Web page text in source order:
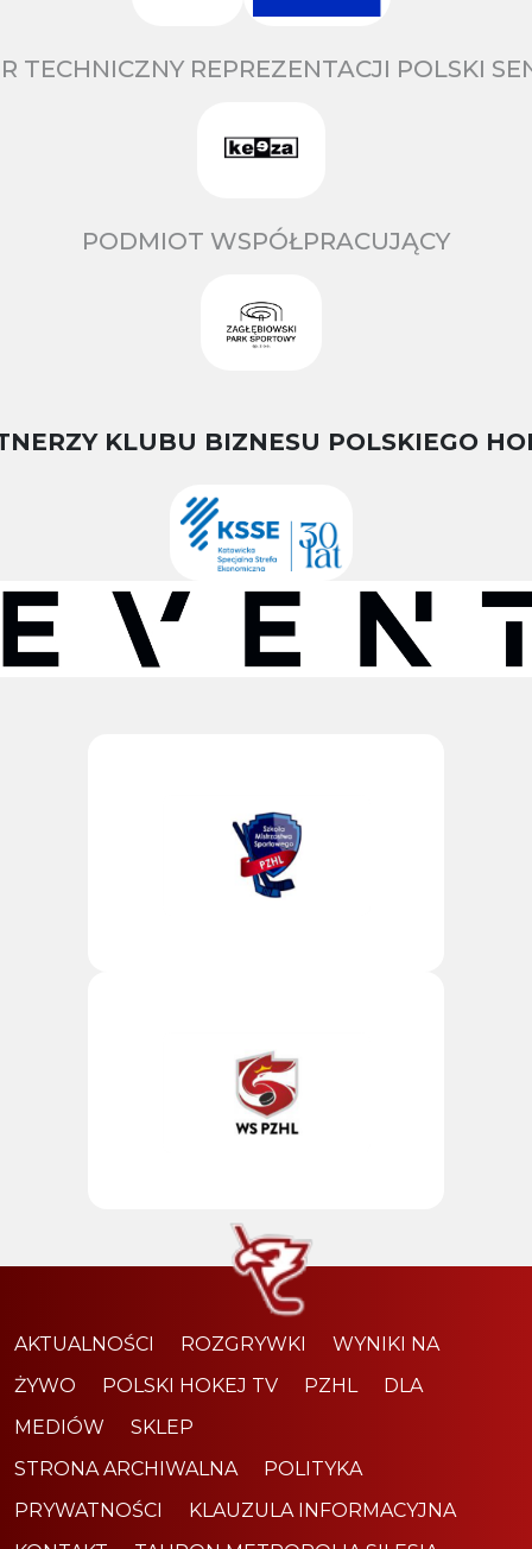
TECHNICZNY REPREZENTACJI POLSKI
PODMIOT WSPÓŁPRACUJĄCY
KLUBU BIZNESU POLSKIEGO
AKTUALNOŚCI ROZGRYWKI
WYNIKI NA
ŻYWO
POLSKI HOKEJ TV PZHL
DLA
MEDIÓW
SKLEP
STRONA ARCHIWALNA
POLITYKA
PRYWATNOŚCI
KLAUZULA INFORMACYJNA